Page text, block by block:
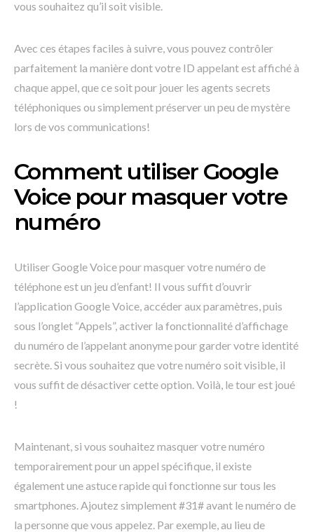
vous souhaitez qu’il soit visible.
Avec ces étapes faciles à suivre, vous pouvez contrôler
parfaitement la manière dont votre ID appelant est affiché à
chaque appel, que ce soit pour jouer les agents secrets
téléphoniques ou simplement préserver un peu de mystère
lors de vos communications!
Comment utiliser Google
Voice pour masquer votre
numéro
Utiliser Google Voice pour masquer votre numéro de
téléphone est un jeu d’enfant! Il vous suffit d’ouvrir
l’application Google Voice, accéder aux paramètres, puis
sous l’onglet “Appels”, activer la fonctionnalité d’affichage
du numéro de l’appelant anonyme pour garder votre identité
secrète. Si vous souhaitez que votre numéro soit visible, il
vous suffit de désactiver cette option. Voilà, le tour est joué
!
Maintenant, si vous souhaitez masquer votre numéro
temporairement pour un appel spécifique, il existe
également une astuce rapide qui fonctionne sur tous les
smartphones. Ajoutez simplement #31# avant le numéro de
la personne que vous appelez. Par exemple, au lieu de